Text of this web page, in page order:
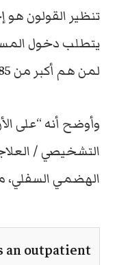
تنظير القولون هو
يتطلب دخول
لمن هم أكبر من 85 عامًا (الملك 86 عامًا)”.
وأوضح أنه “على
التشخيصي /
الهضمي السفلي،
an outpatient